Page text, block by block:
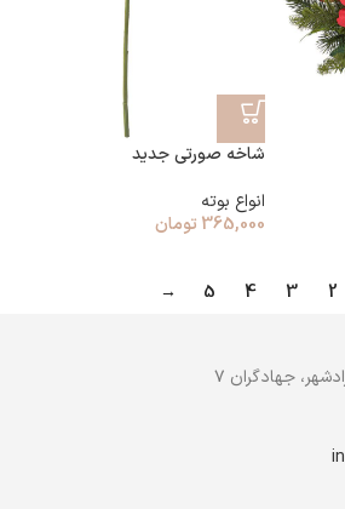
شاخه صورتی جدید
انواع بوته
365,000 تومان
2
3
4
5
→
جهادگران ۷